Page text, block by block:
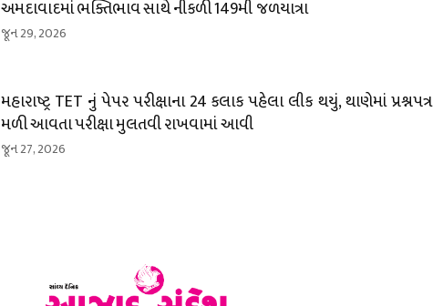
અમદાવાદમાં ભક્તિભાવ સાથે નીકળી 149મી જળયાત્રા
જૂન 29, 2026
મહારાષ્ટ્ર TET નું પેપર પરીક્ષાના 24 કલાક પહેલા લીક થયું, થાણેમાં પ્રશ્નપત્ર
મળી આવતા પરીક્ષા મુલતવી રાખવામાં આવી
જૂન 27, 2026